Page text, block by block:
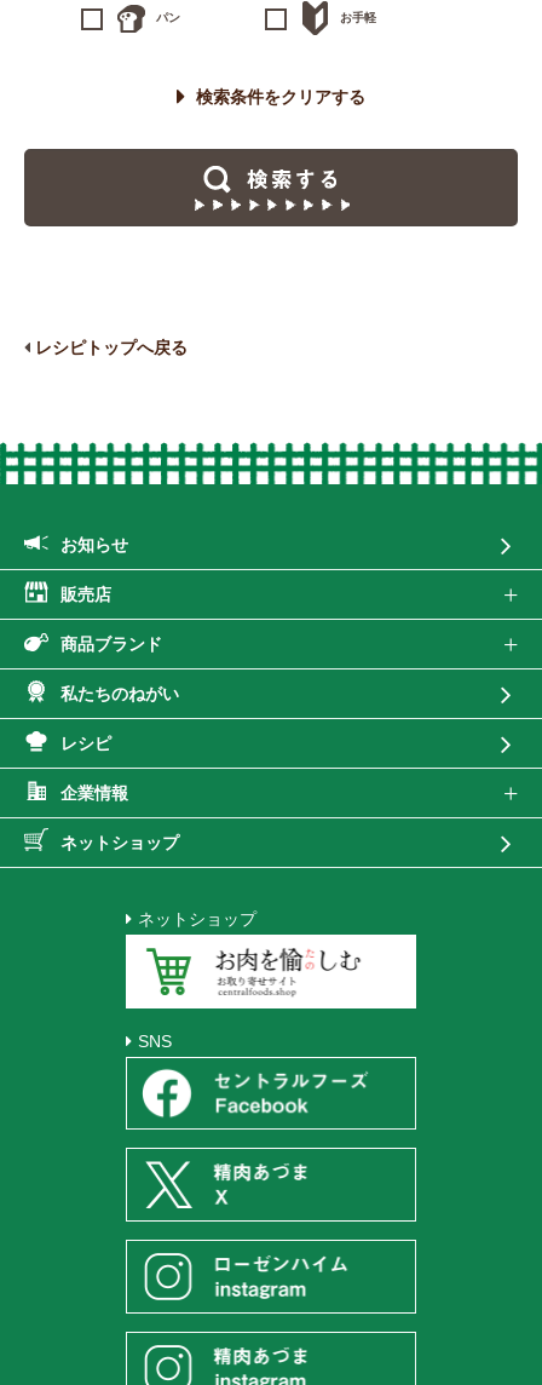
パン お手軽
検索条件をクリアする
レシピトップへ戻る
お知らせ
販売店
商品ブランド
私たちのねがい
レシピ
企業情報
ネットショップ
ネットショップ
SNS